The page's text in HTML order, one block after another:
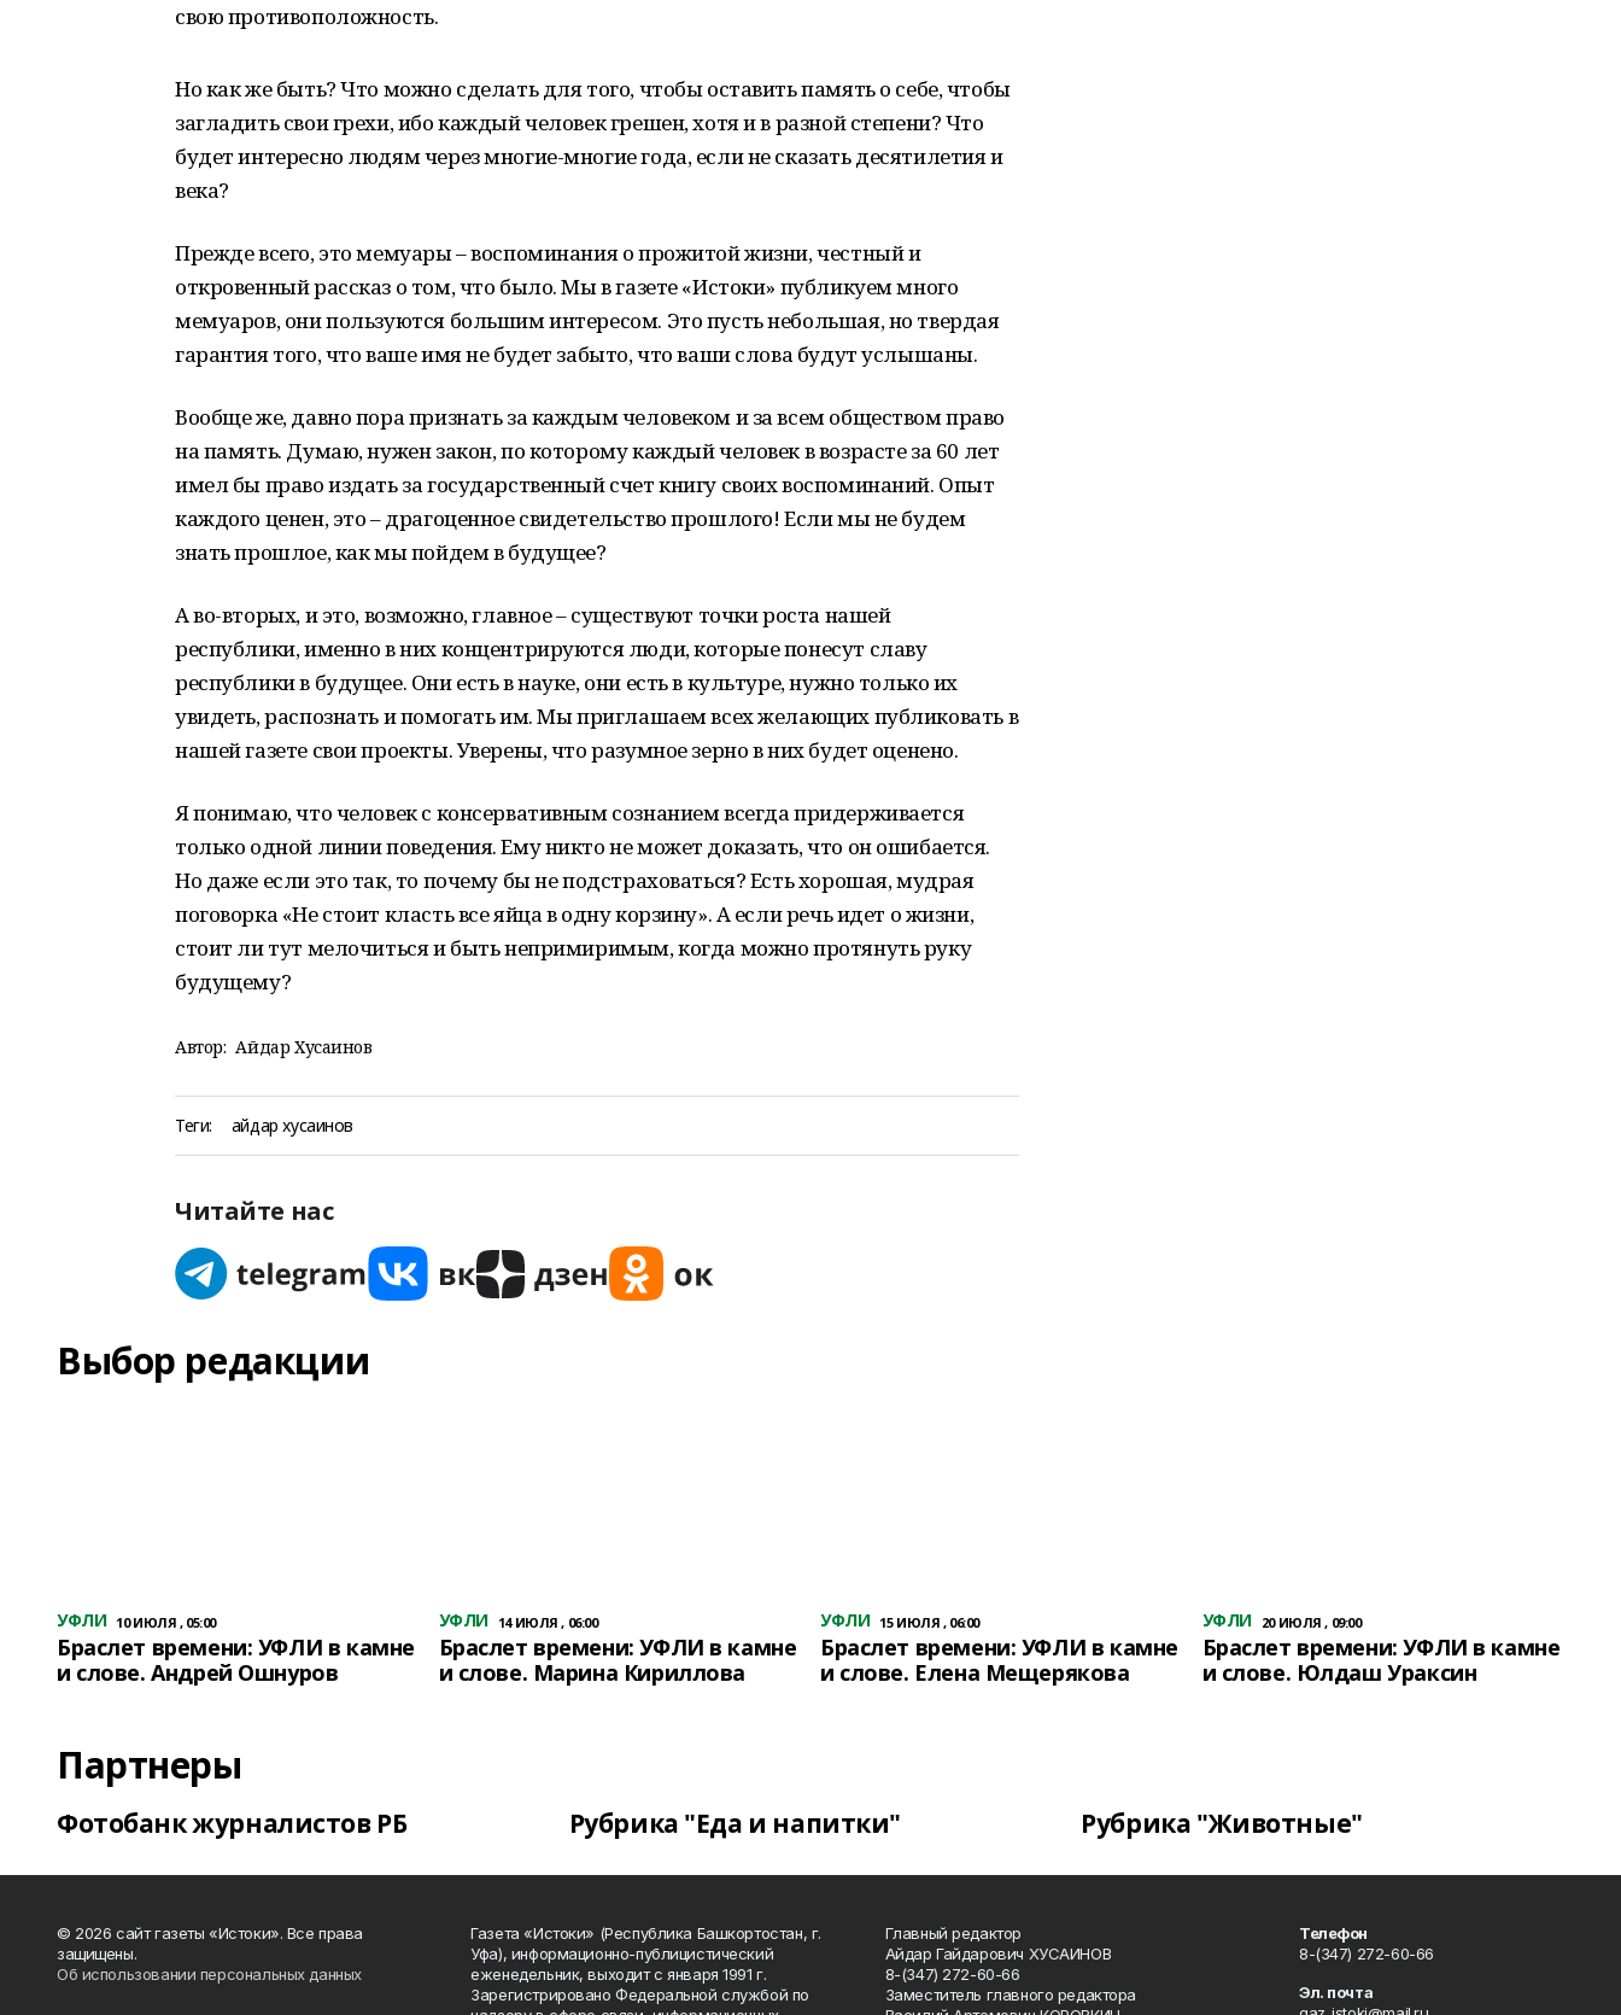
свою противоположность.
Но как же быть? Что можно сделать для того, чтобы оставить память о себе, чтобы
загладить свои грехи, ибо каждый человек грешен, хотя и в разной степени? Что
будет интересно людям через многие-многие года, если не сказать десятилетия и
века?
Прежде всего, это мемуары – воспоминания о прожитой жизни, честный и
откровенный рассказ о том, что было. Мы в газете «Истоки» публикуем много
мемуаров, они пользуются большим интересом. Это пусть небольшая, но твердая
гарантия того, что ваше имя не будет забыто, что ваши слова будут услышаны.
Вообще же, давно пора признать за каждым человеком и за всем обществом право
на память. Думаю, нужен закон, по которому каждый человек в возрасте за 60 лет
имел бы право издать за государственный счет книгу своих воспоминаний. Опыт
каждого ценен, это – драгоценное свидетельство прошлого! Если мы не будем
знать прошлое, как мы пойдем в будущее?
А во-вторых, и это, возможно, главное – существуют точки роста нашей
республики, именно в них концентрируются люди, которые понесут славу
республики в будущее. Они есть в науке, они есть в культуре, нужно только их
увидеть, распознать и помогать им. Мы приглашаем всех желающих публиковать в
нашей газете свои проекты. Уверены, что разумное зерно в них будет оценено.
Я понимаю, что человек с консервативным сознанием всегда придерживается
только одной линии поведения. Ему никто не может доказать, что он ошибается.
Но даже если это так, то почему бы не подстраховаться? Есть хорошая, мудрая
поговорка «Не стоит класть все яйца в одну корзину». А если речь идет о жизни,
стоит ли тут мелочиться и быть непримиримым, когда можно протянуть руку
будущему?
Автор: Айдар Хусаинов
Теги: айдар хусаинов
Читайте нас
Выбор редакции
УФЛИ 10 ИЮЛЯ , 05:00
Браслет времени: УФЛИ в камне
и слове. Андрей Ошнуров
УФЛИ 14 ИЮЛЯ , 06:00
Браслет времени: УФЛИ в камне
и слове. Марина Кириллова
УФЛИ 15 ИЮЛЯ , 06:00
Браслет времени: УФЛИ в камне
и слове. Елена Мещерякова
УФЛИ 20 ИЮЛЯ , 09:00
Браслет времени: УФЛИ в камне
и слове. Юлдаш Ураксин
Партнеры
Фотобанк журналистов РБ Рубрика "Еда и напитки" Рубрика "Животные"
© 2026 сайт газеты «Истоки». Все права
защищены.
Об использовании персональных данных
Газета «Истоки» (Республика Башкортостан, г.
Уфа), информационно-публицистический
еженедельник, выходит с января 1991 г.
Зарегистрировано Федеральной службой по
Главный редактор
Айдар Гайдарович ХУСАИНОВ
8-(347) 272-60-66
Заместитель главного редактора
Телефон
8-(347) 272-60-66
Эл. почта